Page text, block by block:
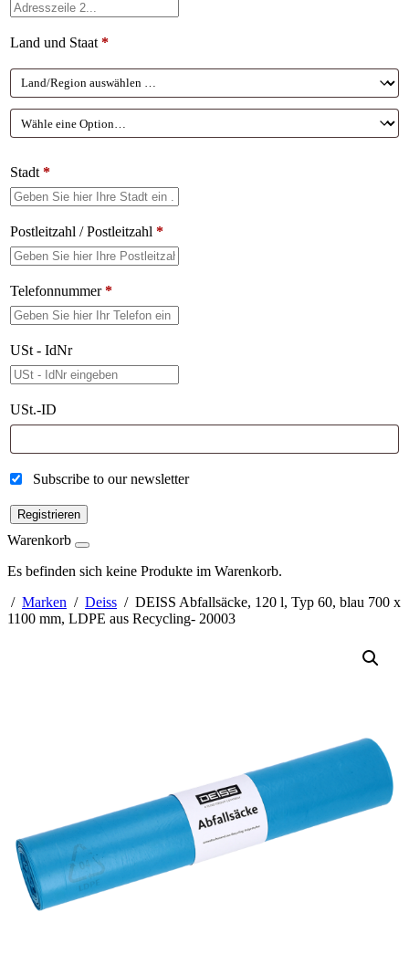
Land und Staat *
Stadt *
Postleitzahl / Postleitzahl *
Telefonnummer*
USt - IdNr
USt.-ID
Subscribe to our newsletter
Registrieren
Warenkorb
Es befinden sich keine Produkte im Warenkorb.
/ Marken / Deiss / DEISS Abfallsäcke, 120 l, Typ 60, blau 700 x
1100 mm, LDPE aus Recycling- 20003